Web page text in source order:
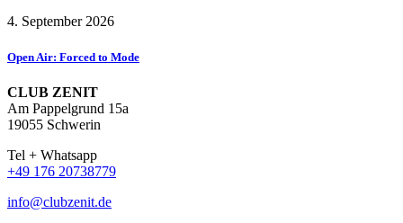
4. September 2026
Open Air: Forced to Mode
CLUB ZENIT
Am Pappelgrund 15a
19055 Schwerin
Tel + Whatsapp
+49 176 20738779
info@clubzenit.de